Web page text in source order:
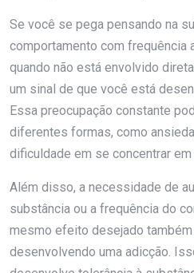
Se você se pega pensando na
comportamento com frequência
quando não está envolvido
um sinal de que você está
Essa preocupação constante
diferentes formas, como
dificuldade em se concentrar
Além disso, a necessidade de
substância ou a frequência do
mesmo efeito desejado
desenvolvendo uma adicção.